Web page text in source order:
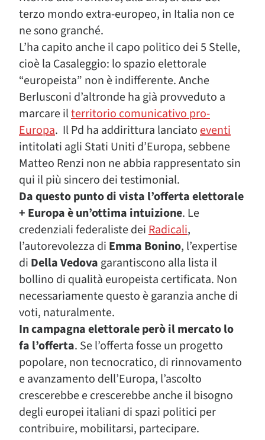
terzo mondo extra-europeo, in Italia non ce
ne sono granché.
L’ha capito anche il capo politico dei 5 Stelle,
cioè la Casaleggio: lo spazio elettorale
“europeista” non è indifferente. Anche
Berlusconi d’altronde ha già provveduto a
marcare ilterritorio comunicativo pro-
Europa. Il Pd ha addirittura lanciatoeventi
intitolati agli Stati Uniti d’Europa, sebbene
Matteo Renzi non ne abbia rappresentato sin
qui il più sincero dei testimonial.
Da questo punto di vista l’offerta elettorale
+ Europa è un’ottima intuizione. Le
credenziali federaliste deiRadicali,
l’autorevolezza di Emma Bonino, l’expertise
di Della Vedova garantiscono alla lista il
bollino di qualità europeista certificata. Non
necessariamente questo è garanzia anche di
voti, naturalmente.
In campagna elettorale però il mercato lo
fa l’offerta. Se l’offerta fosse un progetto
popolare, non tecnocratico, di rinnovamento
e avanzamento dell’Europa, l’ascolto
crescerebbe e crescerebbe anche il bisogno
degli europei italiani di spazi politici per
contribuire, mobilitarsi, partecipare.